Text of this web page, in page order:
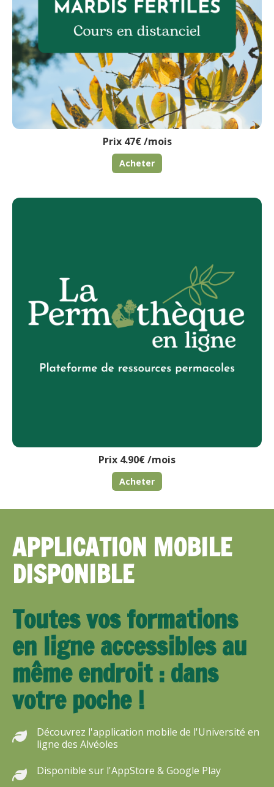
Prix 47€ /mois
Acheter
Prix 4.90€ /mois
Acheter
APPLICATION MOBILE
DISPONIBLE
Toutes vos formations
en ligne accessibles au
même endroit : dans
votre poche !
Découvrez l'application mobile de l'Université en
ligne des Alvéoles
Disponible sur l'AppStore & Google Play